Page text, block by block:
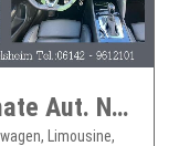
OPEL Insignia 2.0 D Ultimate Aut. Navi+Led+Sd+Kamera...
Limousine,